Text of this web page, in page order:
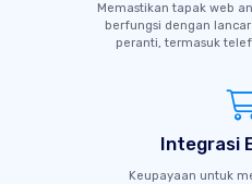
Memastikan tapak web
berfungsi dengan
peranti, termasuk
Integrasi
Keupayaan untuk